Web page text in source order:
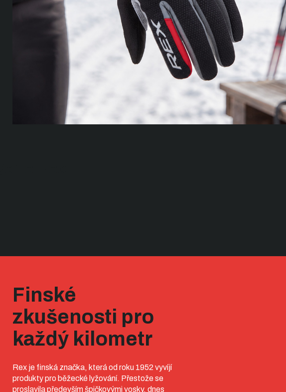
Finské
zkušenosti pro
každý kilometr
Rex je finská značka, která od roku 1952 vyvíjí
produkty pro běžecké lyžování. Přestože se
proslavila především špičkovými vosky, dnes